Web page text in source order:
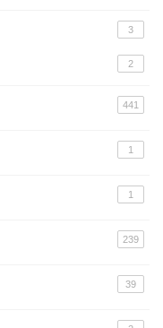
3
2
441
1
1
239
39